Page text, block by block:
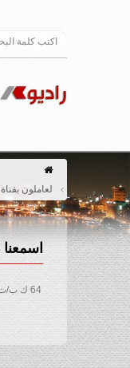
لعاملون
64 ك ب/ث